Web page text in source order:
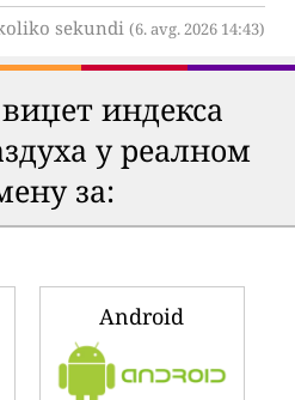
sekundi (6. avg. 2026 14:43)
индекса
у реалном
за:
Android